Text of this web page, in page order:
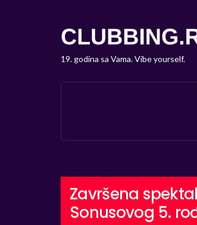
19. godina sa Vama. Vibe yourself.
Završena
Sonusovog 5.